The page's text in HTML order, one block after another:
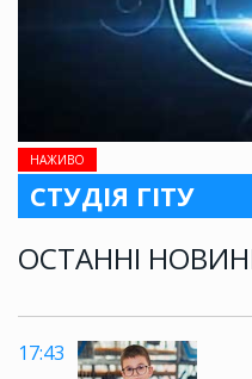
НАЖИВО
СТУДІЯ ГІТУ
ОСТАННІ
17:43